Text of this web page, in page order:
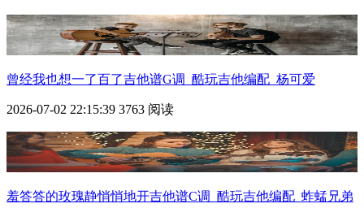
曾经我也想一了百了吉他谱G调_酷玩吉他编配_杨可爱
2026-07-02 22:15:39 3763 阅读
羞答答的玫瑰静悄悄地开吉他谱C调_酷玩吉他编配_蚱蜢兄弟